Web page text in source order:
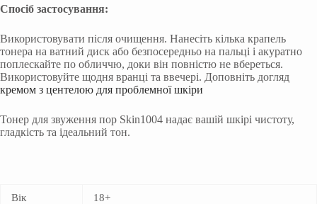
Спосіб застосування:
Використовувати після очищення. Нанесіть кілька крапель
тонера на ватний диск або безпосередньо на пальці і акуратно
поплескайте по обличчю, доки він повністю не вбереться.
Використовуйте щодня вранці та ввечері. Доповніть догляд
кремом з центелою для проблемної шкіри
Тонер для звуження пор Skin1004 надає вашій шкірі чистоту,
гладкість та ідеальний тон.
Вік 18+